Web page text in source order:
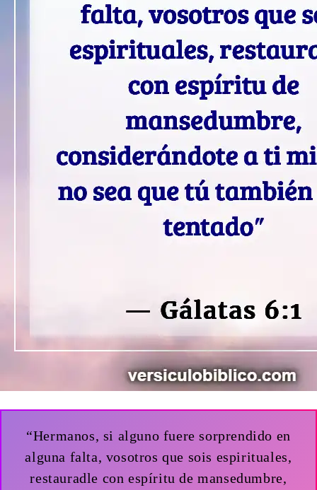
“Hermanos, si alguno fuere sorprendido en
alguna falta, vosotros que sois espirituales,
restauradle con espíritu de mansedumbre,